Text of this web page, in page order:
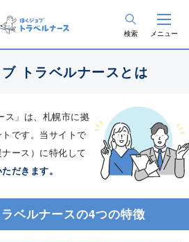
検索 メニュー
トラベルナースとは
ス」は、札幌市に拠
です。当サイトで
ース）に特化して
だきます。
ベルナースの4つの特徴